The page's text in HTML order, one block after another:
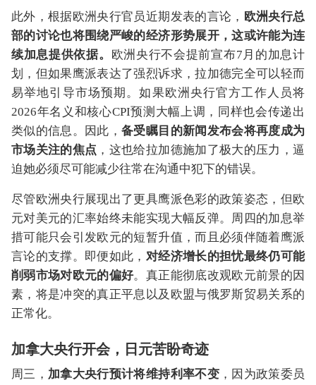
此外，根据欧洲央行官员近期发表的言论， 欧洲央行总
部的讨论也将围绕严峻的经济形势展开，这或许能为连
续加息提供依据。 欧洲央行不会提前宣布7月的加息计
划，但如果鹰派表达了强烈诉求，拉加德完全可以轻而
易举地引导市场预期。如果欧洲央行官方工作人员将
2026年名义和核心CPI预测大幅上调，同样也会传递出
类似的信息。因此，备受瞩目的新闻发布会将再度成为
市场关注的焦点 ，这也给拉加德施加了极大的压力，逼
迫她必须尽可能减少往常在沟通中犯下的错误。
尽管欧洲央行展现出了更具鹰派色彩的政策姿态，但欧
元对美元的汇率始终未能实现大幅反弹。周四的加息举
措可能只会引发欧元的短暂升值，而且必须伴随着鹰派
言论的支撑。即便如此， 对经济增长的担忧最终仍可能
削弱市场对欧元的偏好。真正能彻底改观欧元前景的因
素，将是冲突的真正平息以及欧盟与俄罗斯贸易关系的
正常化。
加拿大央行开会，日元苦盼奇迹
周三， 加拿大央行预计将维持利率不变，因为政策委员